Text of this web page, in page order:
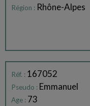
Région : Rhône-Alpes
Réf. : 167052
Pseudo : Emmanuel
Age : 73